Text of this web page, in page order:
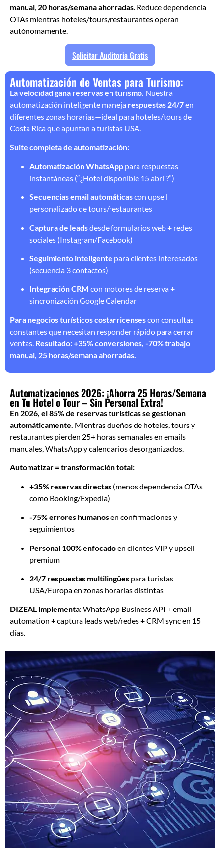
manual 20 horas/semana ahorradas . Reduce dependencia
OTAs mientras hoteles/tours/restaurantes operan
autónomamente.
Solicitar Auditoria Gratis
Automatización de Ventas para Turismo:
La velocidad gana reservas en turismo. Nuestra
automatización inteligente maneja respuestas 24/7en
diferentes zonas horarias—ideal para hoteles/tours de
Costa Rica que apuntan a turistas USA.
Suite completa de automatización:
Automatización WhatsApp para respuestas
instantáneas (“¿Hotel disponible 15 abril?”)
Secuencias email automáticascon upsell
personalizado de tours/restaurantes
Captura de leadsdesde formularios web + redes
sociales (Instagram/Facebook)
Seguimiento inteligente para clientes interesados
(secuencia 3 contactos)
Integración CRM con motores de reserva +
sincronización Google Calendar
Para negocios turísticos costarricensescon consultas
constantes que necesitan responder rápido para cerrar
ventas. Resultado: +35% conversiones, -70% trabajo
manual, 25 horas/semana ahorradas.
Automatizaciones 2026: ¡Ahorra 25 Horas/Semana
en Tu Hotel o Tour – Sin Personal Extra!
En 2026, el 85% de reservas turísticas se gestionan
automáticamente. Mientras dueños de hoteles, tours y
restaurantes pierden 25+ horas semanales en emails
manuales, WhatsApp y calendarios desorganizados.
Automatizar = transformación total:
+35% reservas directas (menos dependencia OTAs
como Booking/Expedia)
-75% errores humanosen confirmaciones y
seguimientos
Personal 100% enfocadoen clientes VIP y upsell
premium
24/7 respuestas multilingües para turistas
USA/Europa en zonas horarias distintas
DIZEAL implementa: WhatsApp Business API + email
automation + captura leads web/redes + CRM sync en 15
días.